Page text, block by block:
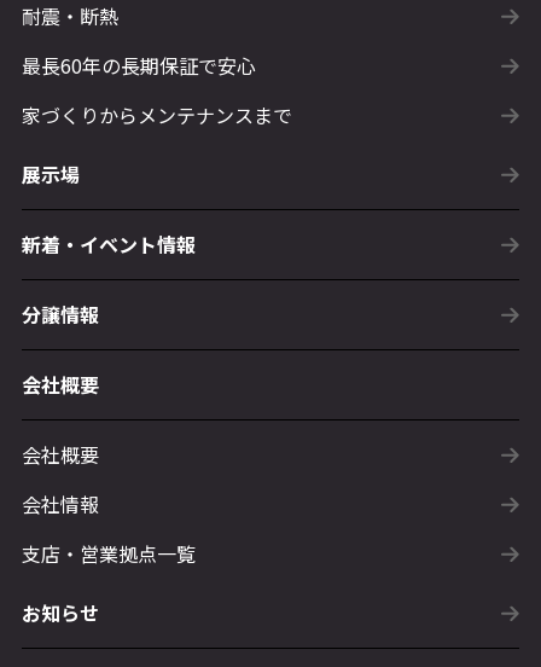
耐震・断熱
最長60年の長期保証で安心
家づくりからメンテナンスまで
展示場
新着・イベント情報
分譲情報
会社概要
会社概要
会社情報
支店・営業拠点一覧
お知らせ